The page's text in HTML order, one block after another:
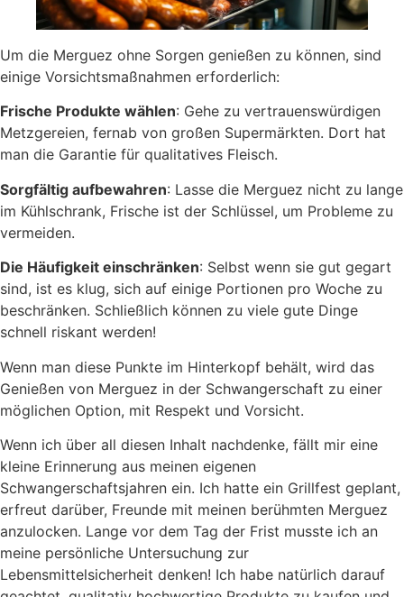
Um die Merguez ohne Sorgen genießen zu können, sind
einige Vorsichtsmaßnahmen erforderlich:
Frische Produkte wählen: Gehe zu vertrauenswürdigen
Metzgereien, fernab von großen Supermärkten. Dort hat
man die Garantie für qualitatives Fleisch.
Sorgfältig aufbewahren: Lasse die Merguez nicht zu lange
im Kühlschrank, Frische ist der Schlüssel, um Probleme zu
vermeiden.
Die Häufigkeit einschränken: Selbst wenn sie gut gegart
sind, ist es klug, sich auf einige Portionen pro Woche zu
beschränken. Schließlich können zu viele gute Dinge
schnell riskant werden!
Wenn man diese Punkte im Hinterkopf behält, wird das
Genießen von Merguez in der Schwangerschaft zu einer
möglichen Option, mit Respekt und Vorsicht.
Wenn ich über all diesen Inhalt nachdenke, fällt mir eine
kleine Erinnerung aus meinen eigenen
Schwangerschaftsjahren ein. Ich hatte ein Grillfest geplant,
erfreut darüber, Freunde mit meinen berühmten Merguez
anzulocken. Lange vor dem Tag der Frist musste ich an
meine persönliche Untersuchung zur
Lebensmittelsicherheit denken! Ich habe natürlich darauf